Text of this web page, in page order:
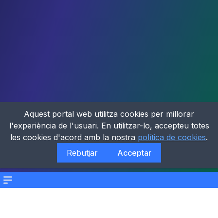
Menu
Aquest portal web utilitza cookies per millorar
l'experiència de l'usuari. En utilitzar-lo, accepteu totes
les cookies d'acord amb la nostra política de cookies.
Rebutjar
Acceptar